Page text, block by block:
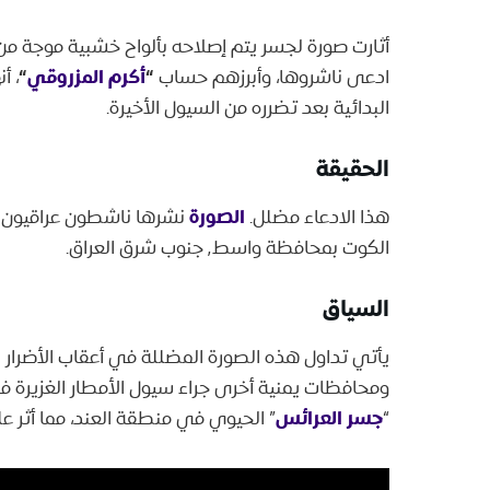
أثارت صورة لجسر يتم إصلاحه بألواح خشبية
ادعى ناشروها، وأبرزهم حساب“أكرم المزروقي“،
البدائية بعد تضرره من السيول الأخيرة.
الحقيقة
هذا الادعاء مضلل.الصورة
الكوت بمحافظة واسط٬ جنوب شرق العراق.
السياق
يأتي تداول هذه الصورة المضللة في أعقاب
“جسر العرائس” الحيوي في منطقة العند، مما أثر